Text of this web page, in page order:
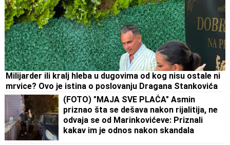
Milijarder ili kralj hleba u dugovima od kog nisu ostale ni
mrvice? Ovo je istina o poslovanju Dragana Stankovića
(FOTO) "MAJA SVE PLAĆA" Asmin
priznao šta se dešava nakon rijalitija, ne
odvaja se od Marinkovićeve: Priznali
kakav im je odnos nakon skandala